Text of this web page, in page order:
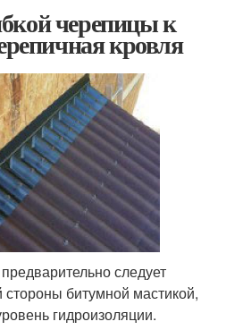
черепицы к
кровля
следует
стороны битумной мастикой,
гидроизоляции.